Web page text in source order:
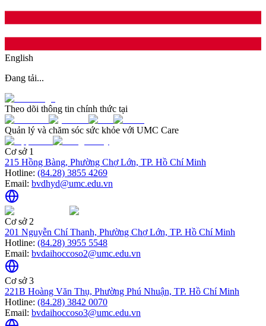
English
Đang tải...
Theo dõi thông tin chính thức tại
Quản lý và chăm sóc sức khỏe với UMC Care
Cơ sở 1
215 Hồng Bàng, Phường Chợ Lớn, TP. Hồ Chí Minh
Hotline: (84.28) 3855 4269
Email: bvdhyd@umc.edu.vn
Cơ sở 2
201 Nguyễn Chí Thanh, Phường Chợ Lớn, TP. Hồ Chí Minh
Hotline: (84.28) 3955 5548
Email: bvdaihoccoso2@umc.edu.vn
Cơ sở 3
221B Hoàng Văn Thụ, Phường Phú Nhuận, TP. Hồ Chí Minh
Hotline: (84.28) 3842 0070
Email: bvdaihoccoso3@umc.edu.vn